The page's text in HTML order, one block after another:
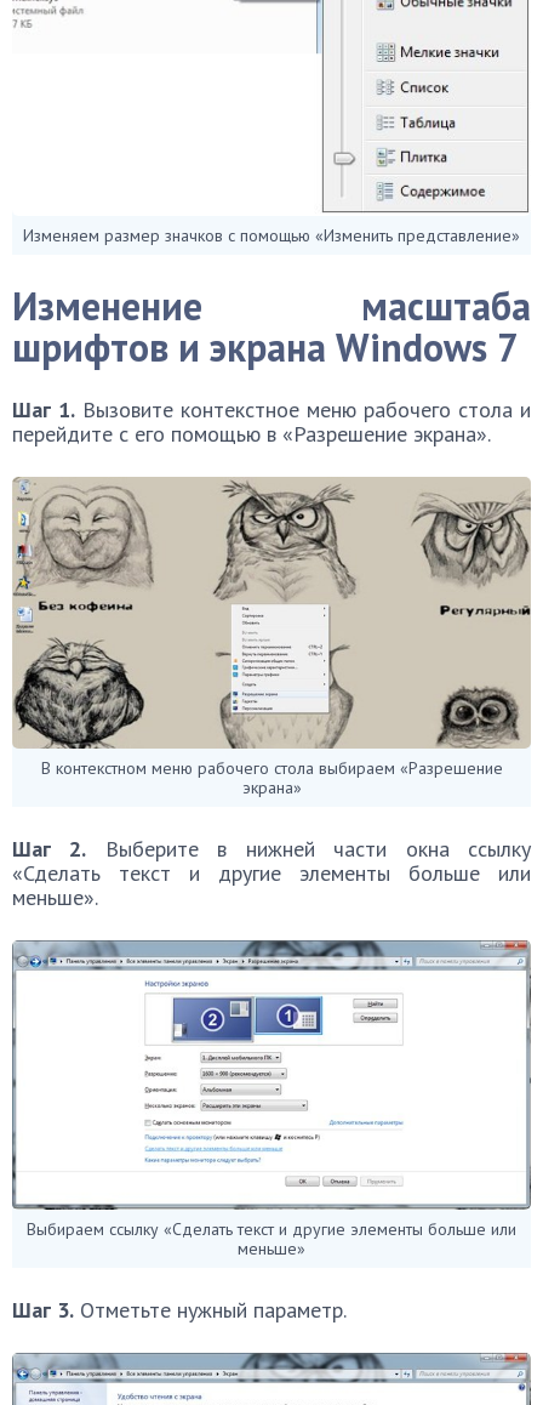
Изменяем размер значков с помощью «Изменить представление»
Изменение масштаба
шрифтов и экрана Windows 7
Шаг 1. Вызовите контекстное меню рабочего стола и
перейдите с его помощью в «Разрешение экрана».
В контекстном меню рабочего стола выбираем «Разрешение
экрана»
Шаг 2. Выберите в нижней части окна ссылку
«Сделать текст и другие элементы больше или
меньше».
Выбираем ссылку «Сделать текст и другие элементы больше или
меньше»
Шаг 3. Отметьте нужный параметр.